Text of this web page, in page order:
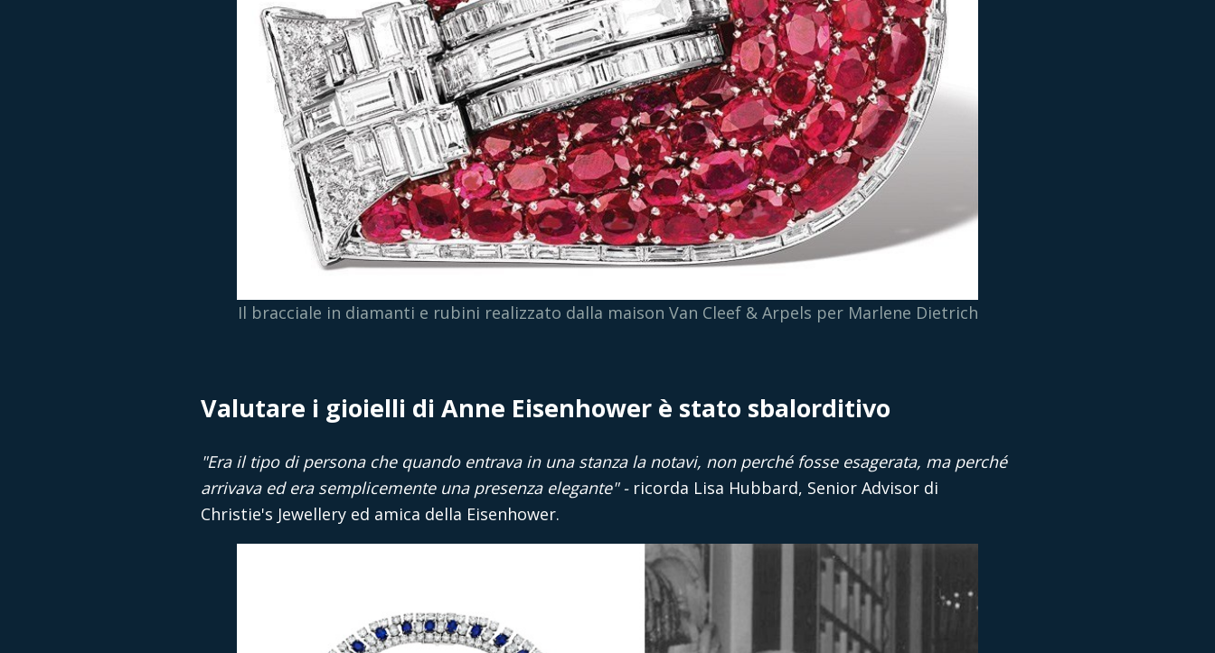
Il bracciale in diamanti e rubini realizzato dalla maison Van Cleef & Arpels per Marlene Dietrich
Valutare i gioielli di Anne Eisenhower è stato sbalorditivo
"Era il tipo di persona che quando entrava in una stanza la notavi, non perché fosse esagerata, ma perché
arrivava ed era semplicemente una presenza elegante" - ricorda Lisa Hubbard, Senior Advisor di
Christie's Jewellery ed amica della Eisenhower.